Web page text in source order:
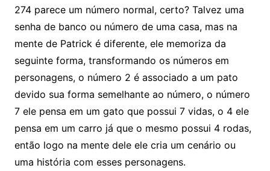
274 parece um número normal, certo? Talvez uma
senha de banco ou número de uma casa, mas na
mente de Patrick é diferente, ele memoriza da
seguinte forma, transformando os números em
personagens, o número 2 é associado a um pato
devido sua forma semelhante ao número, o número
7 ele pensa em um gato que possui 7 vidas, o 4 ele
pensa em um carro já que o mesmo possui 4 rodas,
então logo na mente dele ele cria um cenário ou
uma história com esses personagens.